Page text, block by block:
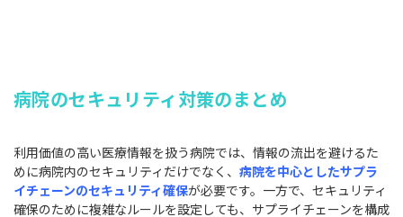
病院のセキュリティ対策のまとめ
利用価値の高い医療情報を扱う病院では、情報の流出を避けるた
めに病院内のセキュリティだけでなく、 病院を中心としたサプラ
イチェーンのセキュリティ確保が必要です。一方で、セキュリティ
確保のために複雑なルールを設定しても、サプライチェーンを構成